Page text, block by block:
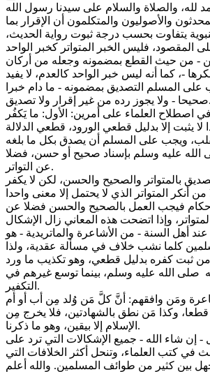
لله، والصلاة والسلام على سيدنا رسول الله
والأصوليون والمتكلمون أن الإقرار بما
يتفاوت بحسب درجة ثبوت رواية الحديث،
المقصود، فليس الخبر المتواتر كخبر الواحد
- من حيث القطع بمضمونه وجعله من أركان
-، كما أنه ليس خبر الواحد كالعدم، لا يفيد
على المسلم التصديق بمضمونه - ما دام خبرا
صحيحا - ولا يجوز رده من غير إقرار ولا تصديق.
اصطلاح العلماء على أمرين: الأول: ما يَكفُر
ويجب على المسلم أن يصدق بكل ما بلغه
عليه وسلم بإسناد صحيح أو حسن، فضلا
عن التواتر.
بالمتواتر والصحيح والحسن، لكن لا يكفر
فيجب العمل بالصحيح والحسن فضلا عن
أهل السنة - من الأشاعرة والماتريدية - هو
كلما نشب خلاف في مسألة عقدية، ولذا
من ثبت كفره بدليل قطعي، وهو تكذيب ما ورد
الله عليه وسلم، بينما توسع غيرهم في
التكفير.
ومَن وافقهم: أنَّ كلَّ مَن وُلد مِن أب أو أم
وكذا مَن نطق بالشهادتين، فلا يخرج مِن
الإسلام إلا بيقين، وهو ما ذكرنا.
- إن شاء الله - جميع الإشكالات التي ترد على
في كتب العلماء، وتنحل أكثر الخلافات التي